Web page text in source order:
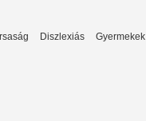
Diszlexiás Gyermekek